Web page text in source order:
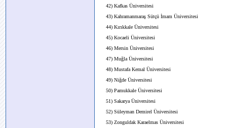
42) Kafkas Üniversitesi
43) Kahramanmaraş Sütçü İmam Üniversitesi
44) Kırıkkale Üniversitesi
45) Kocaeli Üniversitesi
46) Mersin Üniversitesi
47) Muğla Üniversitesi
48) Mustafa Kemal Üniversitesi
49) Niğde Üniversitesi
50) Pamukkale Üniversitesi
51) Sakarya Üniversitesi
52) Süleyman Demirel Üniversitesi
53) Zonguldak Karaelmas Üniversitesi